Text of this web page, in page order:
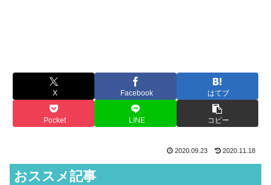
X Facebook はてブ
Pocket LINE コピー
2020.09.23 2020.11.18
おススメ記事